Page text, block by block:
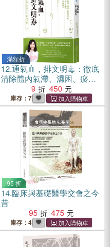
滿額折
12.通氣血，排文明毒：徹底
清除體內氣滯、濕困、瘀阻
與火旺，從小毛病到三高、
心血管與免疫重症的中醫解
方
9 450
庫存：7
95 折
14.臨床與基礎醫學交會之今
昔
95
475
庫存：4